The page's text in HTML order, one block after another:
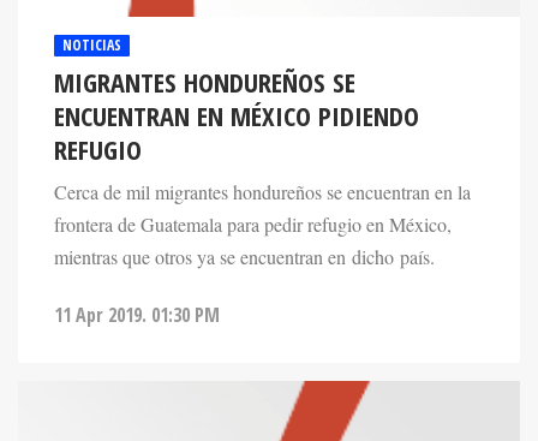
NOTICIAS
MIGRANTES HONDUREÑOS SE
ENCUENTRAN EN MÉXICO PIDIENDO
REFUGIO
Cerca de mil migrantes hondureños se encuentran en la
frontera de Guatemala para pedir refugio en México,
mientras que otros ya se encuentran en dicho país.
11 Apr 2019. 01:30 PM